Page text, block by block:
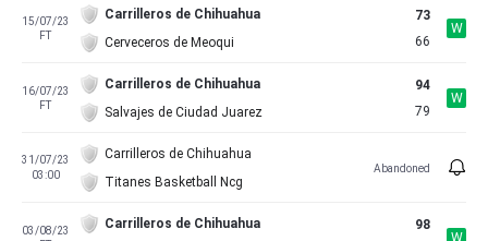
15/07/23
FT
Carrilleros de Chihuahua
Cerveceros de Meoqui
73
66
W
16/07/23
FT
Carrilleros de Chihuahua
Salvajes de Ciudad Juarez
94
79
W
31/07/23
03:00
Carrilleros de Chihuahua
Titanes Basketball Ncg
Abandoned
03/08/23
Carrilleros de Chihuahua
98
W